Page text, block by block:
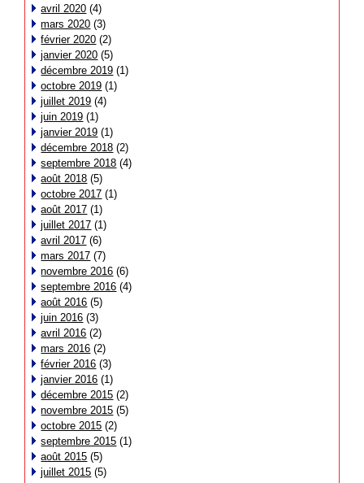
avril 2020 (4)
mars 2020 (3)
février 2020 (2)
janvier 2020 (5)
décembre 2019 (1)
octobre 2019 (1)
juillet 2019 (4)
juin 2019 (1)
janvier 2019 (1)
décembre 2018 (2)
septembre 2018 (4)
août 2018 (5)
octobre 2017 (1)
août 2017 (1)
juillet 2017 (1)
avril 2017 (6)
mars 2017 (7)
novembre 2016 (6)
septembre 2016 (4)
août 2016 (5)
juin 2016 (3)
avril 2016 (2)
mars 2016 (2)
février 2016 (3)
janvier 2016 (1)
décembre 2015 (2)
novembre 2015 (5)
octobre 2015 (2)
septembre 2015 (1)
août 2015 (5)
juillet 2015 (5)